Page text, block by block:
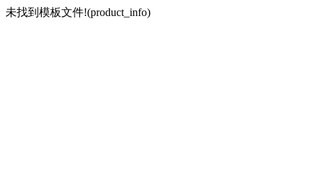
未找到模板文件!(product_info)